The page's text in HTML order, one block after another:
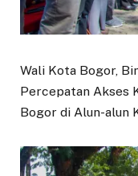
Wali Kota Bogor,
Percepatan Akses
Bogor di Alun-alun